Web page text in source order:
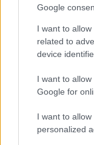
Google
I want to
related to
device
I want to
Google for
I want to
personalized
Sigue
GATOS